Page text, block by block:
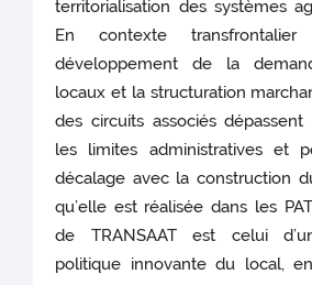
territorialisation des systèmes
En contexte
développement de la
locaux et la structuration
des circuits associés
les limites administratives et
décalage avec la construction
qu’elle est réalisée dans les
de TRANSAAT est celui
politique innovante du local,